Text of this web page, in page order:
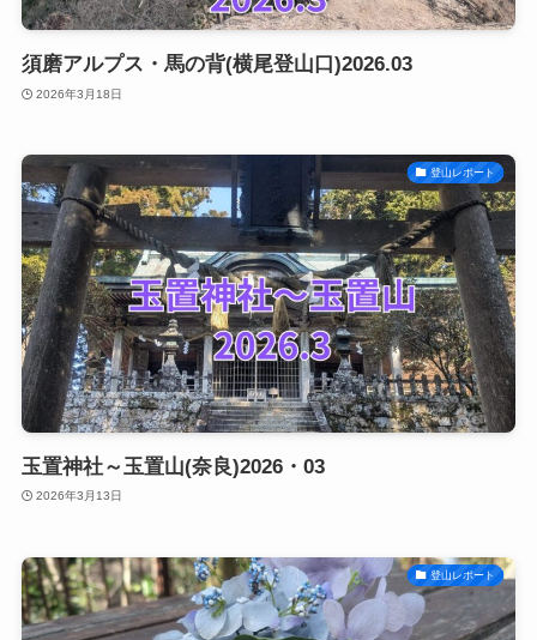
須磨アルプス・馬の背(横尾登山口)2026.03
2026年3月18日
登山レポート
玉置神社～玉置山(奈良)2026・03
2026年3月13日
登山レポート